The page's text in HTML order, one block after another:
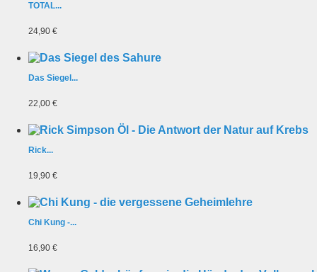
TOTAL...
24,90 €
Das Siegel...
22,00 €
Rick...
19,90 €
Chi Kung -...
16,90 €